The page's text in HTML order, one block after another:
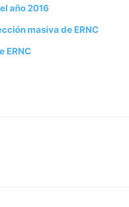
año 2016
masiva de ERNC
ERNC